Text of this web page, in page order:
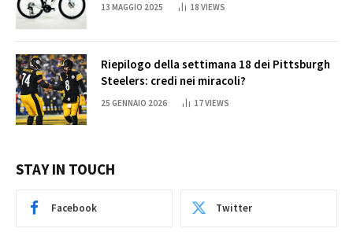
13 MAGGIO 2025 18 VIEWS
Riepilogo della settimana 18 dei Pittsburgh
Steelers: credi nei miracoli?
25 GENNAIO 2026 17VIEWS
STAY IN TOUCH
Facebook Twitter